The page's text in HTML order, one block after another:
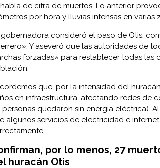
de cifra de muertos. Lo anterior
por hora y lluvias intensas en varias
gobernadora consideró el paso de Otis,
Y aseveró que las autoridades de
forzadas» para restablecer todas las
que, por la intensidad del
en infraestructura, afectando redes de
personas quedaron sin energía eléctrica).
algunos servicios de electricidad e
por lo menos, 27
huracán Otis